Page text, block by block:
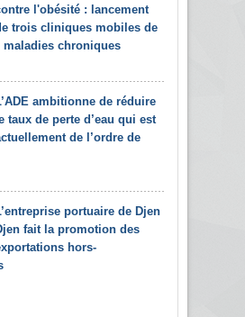
l'obésité : lancement
trois cliniques mobiles de
maladies chroniques
ambitionne de réduire
taux de perte d’eau qui est
de l’ordre de
portuaire de Djen
fait la promotion des
hors-